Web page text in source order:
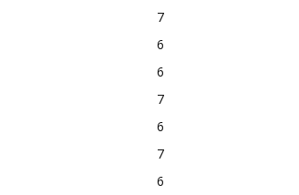
7
6
6
7
6
7
6